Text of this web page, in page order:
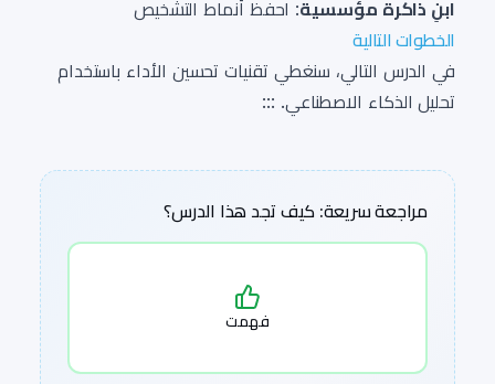
ابنِ ذاكرة مؤسسية: احفظ أنماط التشخيص
الخطوات التالية
في الدرس التالي، سنغطي تقنيات تحسين الأداء باستخدام
تحليل الذكاء الاصطناعي. :::
مراجعة سريعة: كيف تجد هذا الدرس؟
فهمت